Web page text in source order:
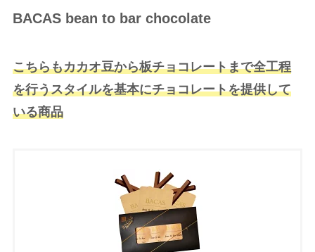
BACAS bean to bar chocolate
こちらもカカオ豆から板チョコレートまで全工程
を行うスタイルを基本にチョコレートを提供して
いる商品